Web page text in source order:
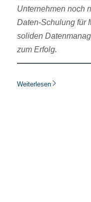
Unternehmen noch
Daten-Schulung für
soliden
zum Erfolg.
Weiterlesen